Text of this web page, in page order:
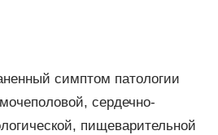
симптом патологии
сердечно-
пищеварительной